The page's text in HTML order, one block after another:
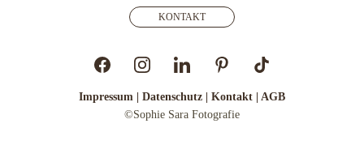
Impressum Datenschutz Kontakt | AGB
©Sophie Sara Fotografie
KONTAKT